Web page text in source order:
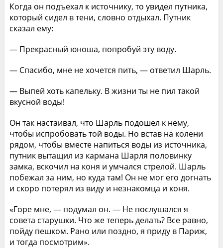
Когда он подъехал к источнику, то увидел путника,
который сидел в тени, словно отдыхал. Путник
сказал ему:
— Прекрасный юноша, попробуй эту воду.
— Спасибо, мне не хочется пить, — ответил Шарль.
— Выпей хоть капельку. В жизни ты не пил такой
вкусной воды!
Он так настаивал, что Шарль подошел к нему,
чтобы испробовать той воды. Но встав на колени
рядом, чтобы вместе напиться воды из источника,
путник вытащил из кармана Шарля половинку
замка, вскочил на коня и умчался стрелой. Шарль
побежал за ним, но куда там! Он не мог его догнать
и скоро потерял из виду и незнакомца и коня.
«Горе мне, — подумал он. — Не послушался я
совета старушки. Что же теперь делать? Все равно,
пойду пешком. Рано или поздно, я приду в Париж,
и тогда посмотрим».